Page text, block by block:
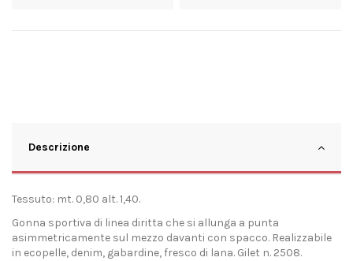
Descrizione
Tessuto: mt. 0,80 alt. 1,40.
Gonna sportiva di linea diritta che si allunga a punta
asimmetricamente sul mezzo davanti con spacco. Realizzabile
in ecopelle, denim, gabardine, fresco di lana. Gilet n. 2508.